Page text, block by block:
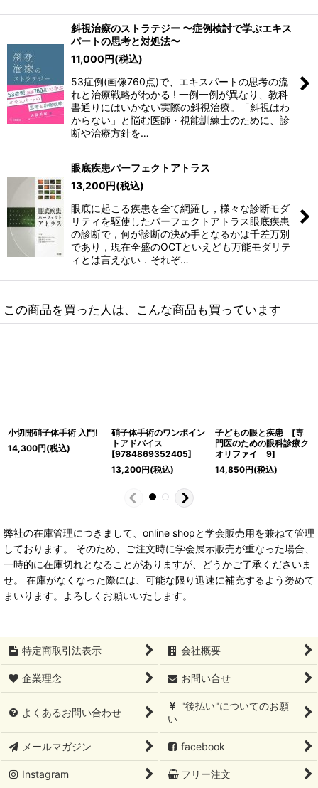
斜視治療のストラテジー 〜症例検討で学ぶエキス
パートの思考と対処法〜
11,000円(税込)
53症例(画像760点)で、エキスパートの思考の流
れと治療戦略がわかる ! 一例一例が異なり、教科
書通りにはいかない実際の斜視治療。「斜視はわ
からない」と悩む医師・視能訓練士のために、診
断や治療方針を…
眼底疾患パーフェクトアトラス
13,200円(税込)
眼底に起こる疾患を全て網羅し，様々な診断モダ
リティを駆使したパーフェクトアトラス眼底疾患
の診断で，何が診断の決め手となるかは千差万別
であり，現在全盛のOCTといえども万能モダリテ
ィとは言えない．それぞ…
この商品を買った人は、こんな商品も買っています
小切開硝子体手術 入門!
14,300円(税込)
硝子体手術のワンポイン
トアドバイス
[9784869352405]
13,200円(税込)
子どもの眼と疾患 [専
門医のための眼科診療ク
オリファイ 9]
14,850円(税込)
弊社の在庫管理につきまして、online shopと学会販売用を兼ねて管理
しております。 そのため、ご注文時に学会展示販売が重なった場合、
一時的に在庫切れとなることがありますが、どうかご了承くださいま
せ。 在庫がなくなった際には、可能な限り迅速に補充するよう努めて
まいります。よろしくお願いいたします。
特定商取引法表示 会社概要
企業理念 お問い合せ
よくあるお問い合わせ
"後払い"についてのお願
い
メールマガジン facebook
Instagram フリー注文